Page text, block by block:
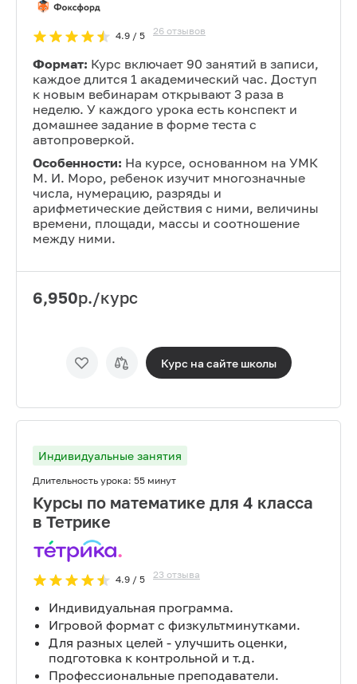
4.9/ 5 26 отзывов
Формат: Курс включает 90 занятий в записи,
каждое длится 1 академический час. Доступ
к новым вебинарам открывают 3 раза в
неделю. У каждого урока есть конспект и
домашнее задание в форме теста с
автопроверкой.
Особенности: На курсе, основанном на УМК
М. И. Моро, ребенок изучит многозначные
числа, нумерацию, разряды и
арифметические действия с ними, величины
времени, площади, массы и соотношение
между ними.
6,950р./курс
Курс на сайте школы
Индивидуальные занятия
Длительность урока: 55 минут
Курсы по математике для 4 класса
в Тетрике
4.9/ 5 23 отзыва
Индивидуальная программа.
Игровой формат с физкультминутками.
Для разных целей - улучшить оценки,
подготовка к контрольной и т.д.
Профессиональные преподаватели.